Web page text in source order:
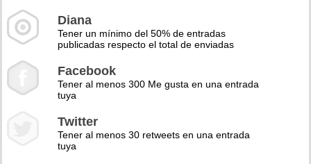
Diana
Tener un mínimo del 50% de entradas
publicadas respecto el total de enviadas
Facebook
Tener al menos 300 Me gusta en una entrada
tuya
Twitter
Tener al menos 30 retweets en una entrada
tuya